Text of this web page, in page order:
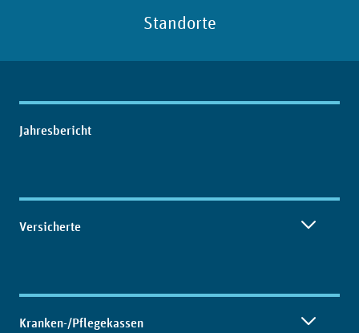
Standorte
Inhaltsübersicht
Jahresbericht
Versicherte
Kranken-/Pflegekassen